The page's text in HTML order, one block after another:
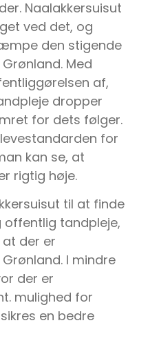
Naalakkersuisut
ved det, og
den stigende
Med
af,
dropper
for dets følger.
for
kan se, at
rigtig høje.
til at finde
offentlig tandpleje,
der er
I mindre
der er
mulighed for
en bedre